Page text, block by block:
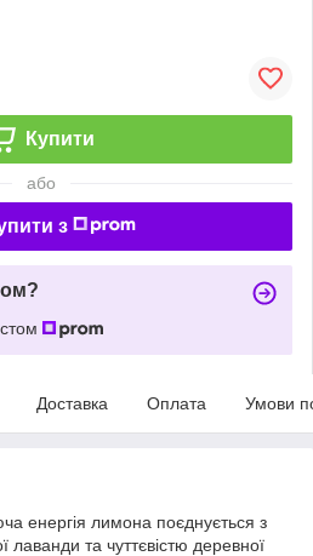
Купити
або
з
Доставка Оплата Умови
енергія лимона поєднується з
лаванди та чуттєвістю деревної